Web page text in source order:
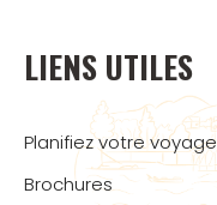
LIENS UTILES
Planifiez votre voyage
Brochures